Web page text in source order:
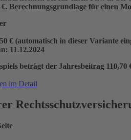
Berechnungsgrundlage für einen
€ (automatisch in dieser Variante
: 11.12.2024
beträgt der Jahresbeitrag 110,70
im Detail